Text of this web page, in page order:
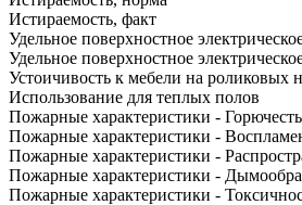
Истираемость, факт
Удельное поверхностное
Удельное поверхностное
Устоичивость к мебели на роликовых
Использование для теплых полов
Пожарные характеристики - Горючесть
Пожарные характеристики -
Пожарные характеристики -
Пожарные характеристики -
Пожарные характеристики -